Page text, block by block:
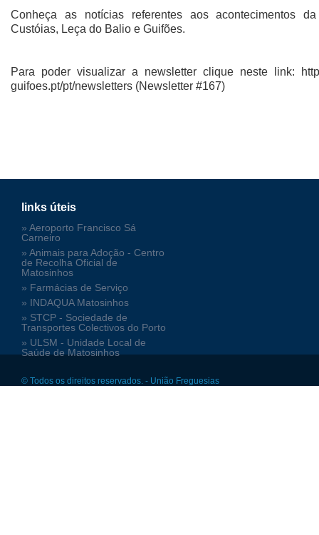
Conheça as notícias referentes aos acontecimentos
Custóias, Leça do Balio e Guifões.
Para poder visualizar a newsletter clique neste link:
guifoes.pt/pt/newsletters (Newsletter #167)
links úteis
» Aeroporto Francisco Sá
Carneiro
» Animais para Adoção - Centro
de Recolha Oficial de
Matosinhos
» Farmácias de Serviço
» INDAQUA Matosinhos
» STCP - Sociedade de
Transportes Colectivos do Porto
» ULSM - Unidade Local de
Saúde de Matosinhos
© Todos os direitos reservados. - União Freguesias